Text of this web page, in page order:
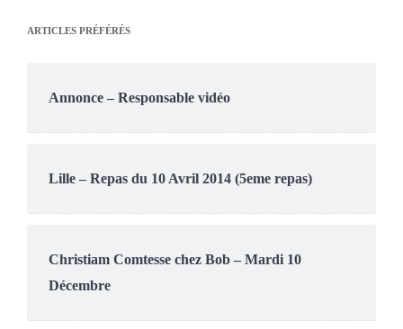
ARTICLES PRÉFÉRÉS
Annonce – Responsable vidéo
Lille – Repas du 10 Avril 2014 (5eme repas)
Christiam Comtesse chez Bob – Mardi 10
Décembre